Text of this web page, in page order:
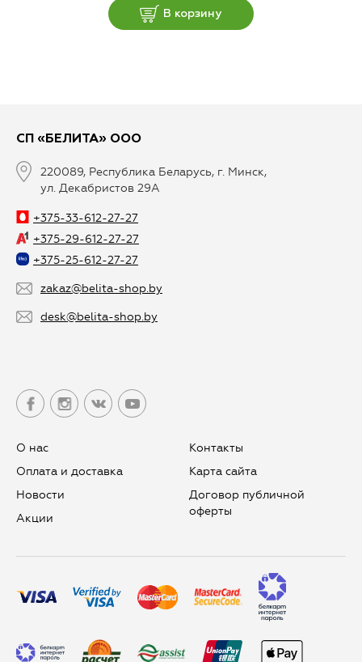
В корзину
СП «БЕЛИТА» ООО
220089, Республика Беларусь, г. Минск,
ул. Декабристов 29А
+375-33-612-27-27
+375-29-612-27-27
+375-25-612-27-27
zakaz@belita-shop.by
desk@belita-shop.by
О нас
Оплата и доставка
Новости
Aкции
Контакты
Карта сайта
Договор публичной
оферты